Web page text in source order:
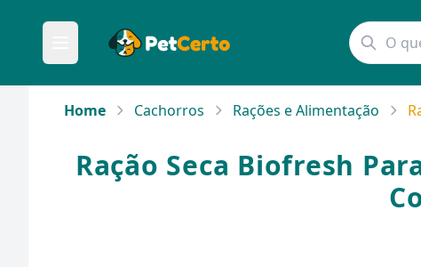
Home Cachorros Rações e Alimentação
Ração Seca Biofresh